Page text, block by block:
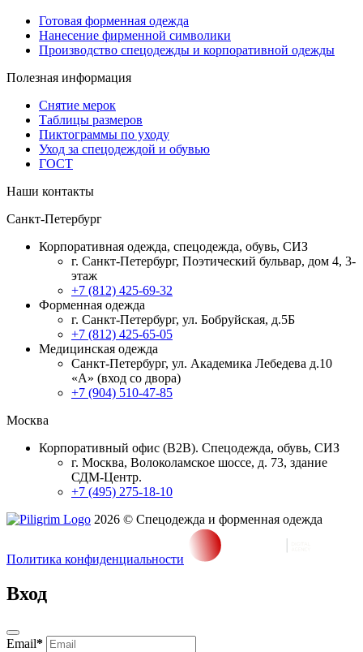
Готовая форменная одежда
Нанесение фирменной символики
Производство спецодежды и корпоративной одежды
Полезная информация
Снятие мерок
Таблицы размеров
Пиктограммы по уходу
Уход за спецодеждой и обувью
ГОСТ
Наши контакты
Санкт-Петербург
Корпоративная одежда, спецодежда, обувь, СИЗ
г. Санкт-Петербург, Поэтический бульвар, дом 4, 3-
этаж
+7 (812) 425-69-32
Форменная одежда
г. Санкт-Петербург, ул. Бобруйская, д.5Б
+7 (812) 425-65-05
Медицинская одежда
Санкт-Петербург, ул. Академика Лебедева д.10
«А» (вход со двора)
+7 (904) 510-47-85
Москва
Корпоративный офис (В2В). Спецодежда, обувь, СИЗ
г. Москва, Волоколамское шоссе, д. 73, здание
СДМ-Центр.
+7 (495) 275-18-10
2026 © Спецодежда и форменная одежда
Политика конфиденциальности
Вход
Email*